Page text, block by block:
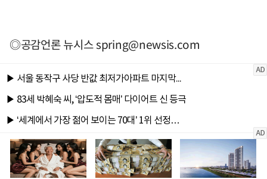
◎공감언론 뉴시스spring@newsis.com